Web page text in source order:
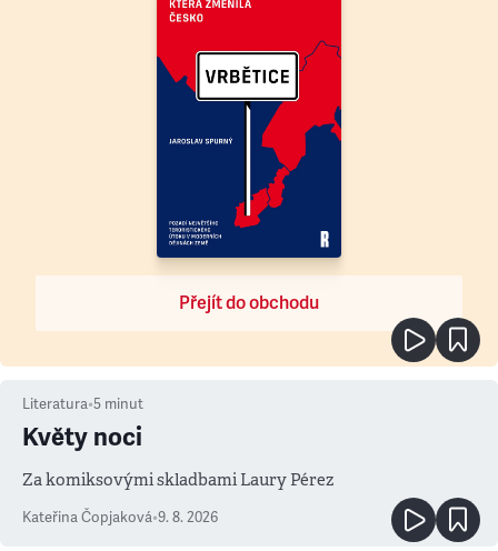
Přejít do obchodu
Literatura•5 minut
Květy noci
Za komiksovými skladbami Laury Pérez
Kateřina Čopjaková•9. 8. 2026